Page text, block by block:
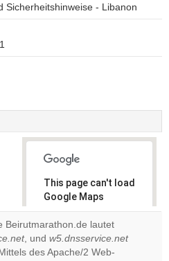
Sicherheitshinweise - Libanon
This page can't load
Google Maps
correctly.
Do you
own this
Beirutmarathon.de lautet
, und w5.dnsservice.net
des Apache/2 Web-